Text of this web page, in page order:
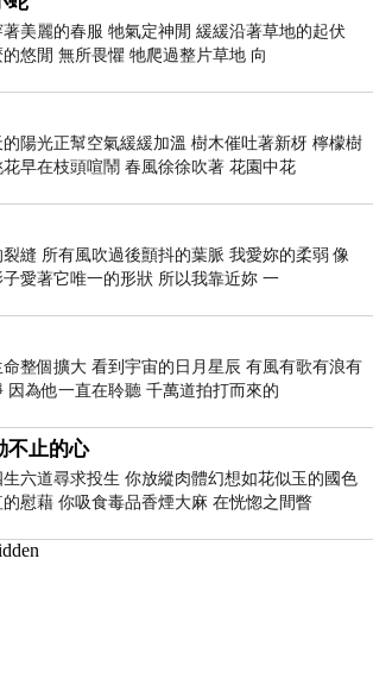
美麗的春服 牠氣定神閒 緩緩沿著草地的起伏
悠閒 無所畏懼 牠爬過整片草地 向
陽光正幫空氣緩緩加溫 樹木催吐著新枒 檸檬樹
早在枝頭喧鬧 春風徐徐吹著 花園中花
縫 所有風吹過後顫抖的葉脈 我愛妳的柔弱 像
愛著它唯一的形狀 所以我靠近妳 一
整個擴大 看到宇宙的日月星辰 有風有歌有浪有
因為他一直在聆聽 千萬道拍打而來的
不止的心
六道尋求投生 你放縱肉體幻想如花似玉的國色
慰藉 你吸食毒品香煙大麻 在恍惚之間瞥